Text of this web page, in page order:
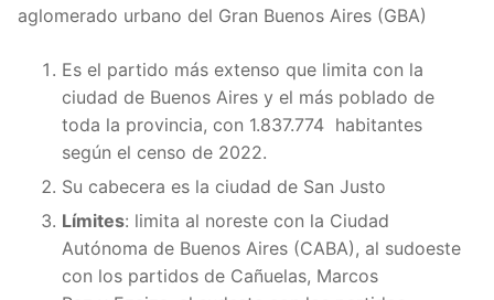
aglomerado urbano del Gran Buenos Aires (GBA)
Es el partido más extenso que limita con la
ciudad de Buenos Aires y el más poblado de
toda la provincia, con 1.837.774 habitantes
según el censo de 2022.
Su cabecera es la ciudad de San Justo
Límites: limita al noreste con la Ciudad
Autónoma de Buenos Aires (CABA), al sudoeste
con los partidos de Cañuelas, Marcos